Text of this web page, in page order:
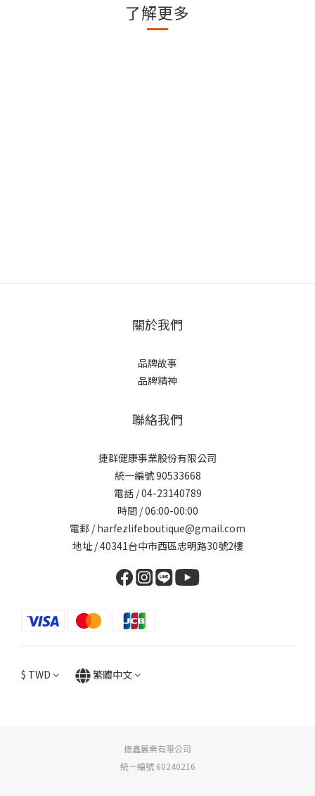
了解更多
關於我們
品牌故事
品牌精神
聯絡我們
捷群健康事業股份有限公司
統一編號 90533668
電話 / 04-23140789
時間 / 06:00-00:00
電郵 / harfezlifeboutique@gmail.com
地址 / 40341台中市西區忠明路30號2樓
$ TWD 繁體中文
捷鑫展業有限公司
統一編號 60240216